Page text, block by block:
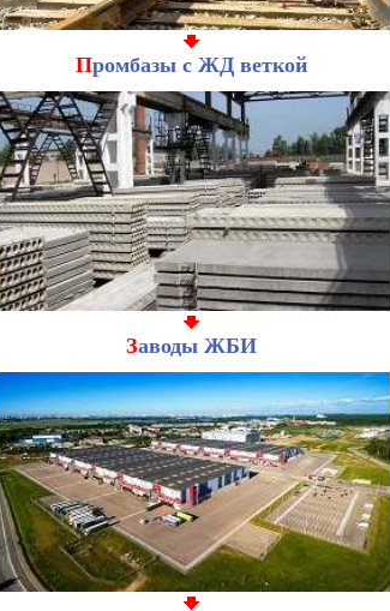
Промбазы с ЖД веткой
Заводы ЖБИ